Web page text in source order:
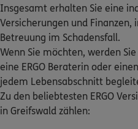
ERGO Berater finden
Kundenportal Log-in
Tribseer Str. 25c,
Homepage besuchen
Lars Wunderlich
Langenstr. 57, 18439
Homepage besuchen
Insgesamt erhalten Sie eine
Versicherungen und Finanzen,
Betreuung im Schadensfall.
Wenn Sie möchten, werden
eine ERGO Beraterin oder
jedem Lebensabschnitt
Zu den beliebtesten ERGO
in Greifswald zählen: